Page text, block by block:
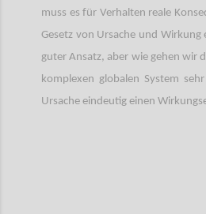
muss es für Verhalten reale
Gesetz von Ursache und Wirkung
guter Ansatz, aber wie gehen wir
komplexen globalen System
Ursache eindeutig einen